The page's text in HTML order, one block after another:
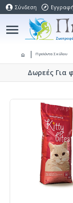
Σύνδεση Εγγραφή
Προϊόντα Σκύλου
Δωρεές Για